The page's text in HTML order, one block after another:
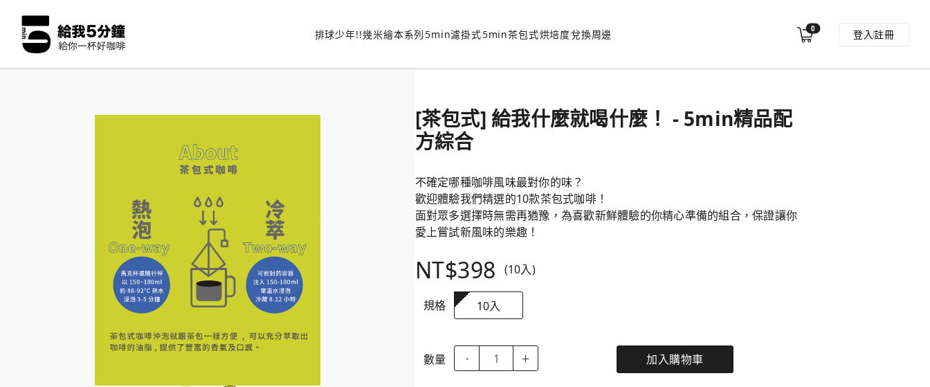
排球少年!!幾米繪本系列5min濾掛式5min茶包式烘培度兌換周邊 0 登入註冊
[茶包式] 給我什麼就喝什麼！ - 5min精品配
方綜合
不確定哪種咖啡風味最對你的味？
歡迎體驗我們精選的10款茶包式咖啡！
面對眾多選擇時無需再猶豫，為喜歡新鮮體驗的你精心準備的組合，保證讓你
愛上嘗試新風味的樂趣！
NT$398 (10入)
規格 10入
數量 - ＋ 加入購物車